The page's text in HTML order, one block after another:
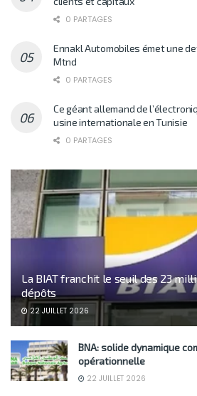
0 PARTAGES
Ennakl Automobiles émet une
Mtnd
0 PARTAGES
Ce géant allemand de
usine internationale en Tunisie
0 PARTAGES
La BIAT franchit le seuil des 23
dépôts
22 JUILLET 2026
BNA: solide dynamique
opérationnelle
22 JUILLET 2026